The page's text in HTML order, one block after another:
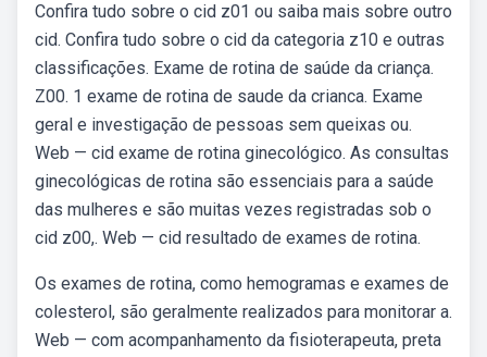
Confira tudo sobre o cid z01 ou saiba mais sobre outro
cid. Confira tudo sobre o cid da categoria z10 e outras
classificações. Exame de rotina de saúde da criança.
Z00. 1 exame de rotina de saude da crianca. Exame
geral e investigação de pessoas sem queixas ou.
Web — cid exame de rotina ginecológico. As consultas
ginecológicas de rotina são essenciais para a saúde
das mulheres e são muitas vezes registradas sob o
cid z00,. Web — cid resultado de exames de rotina.
Os exames de rotina, como hemogramas e exames de
colesterol, são geralmente realizados para monitorar a.
Web — com acompanhamento da fisioterapeuta, preta